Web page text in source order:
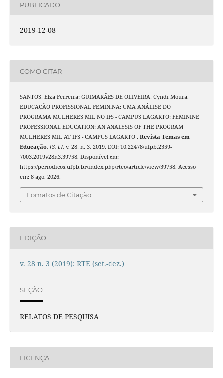
PUBLICADO
2019-12-08
COMO CITAR
SANTOS, Elza Ferreira; GUIMARÃES DE OLIVEIRA, Cyndi Moura.
EDUCAÇÃO PROFISSIONAL FEMININA: UMA ANÁLISE DO
PROGRAMA MULHERES MIL NO IFS - CAMPUS LAGARTO: FEMININE
PROFESSIONAL EDUCATION: AN ANALYSIS OF THE PROGRAM
MULHERES MIL AT IFS - CAMPUS LAGARTO . Revista Temas em
Educação, [S. l.], v. 28, n. 3, 2019. DOI: 10.22478/ufpb.2359-
7003.2019v28n3.39758. Disponível em:
https://periodicos.ufpb.br/index.php/rteo/article/view/39758. Acesso
em: 8 ago. 2026.
Fomatos de Citação
EDIÇÃO
v. 28 n. 3 (2019): RTE (set.-dez.)
SEÇÃO
RELATOS DE PESQUISA
LICENÇA